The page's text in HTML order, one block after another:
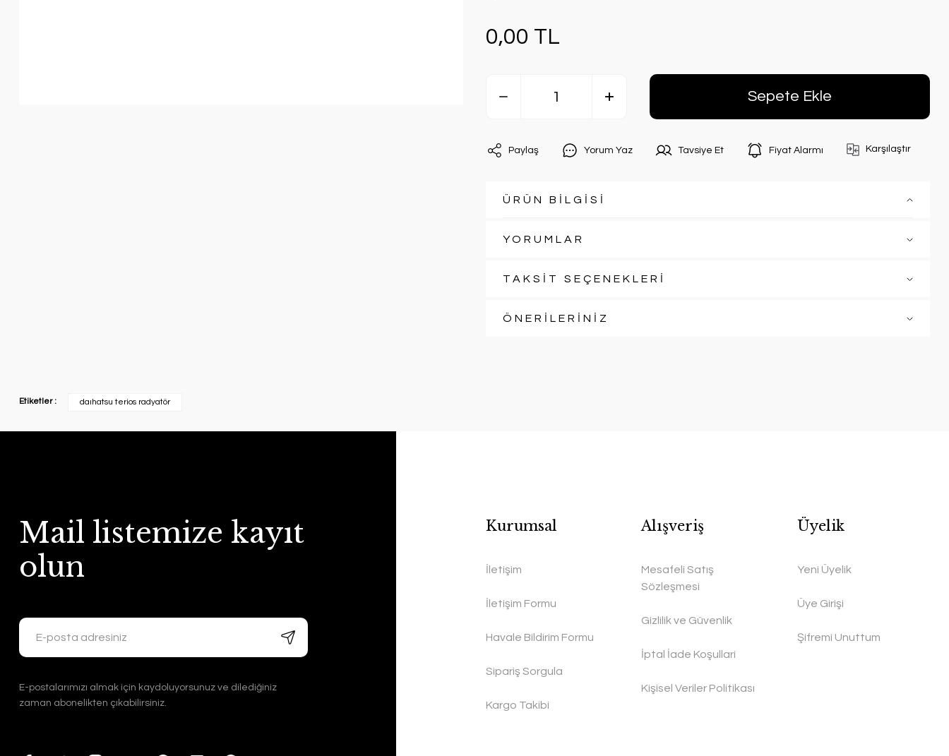
0,00 TL
Sepete Ekle
Paylaş Yorum Yaz Tavsiye Et Fiyat Alarmı Karşılaştır
ÜRÜN BİLGİSİ
YORUMLAR
TAKSİT SEÇENEKLERİ
ÖNERİLERİNİZ
Etiketler : daıhatsu terios radyatör
Mail listemize kayıt
olun
E-postalarımızı almak için kaydoluyorsunuz ve dilediğiniz
zaman abonelikten çıkabilirsiniz.
Kurumsal
İletişim
İletişim Formu
Havale Bildirim Formu
Sipariş Sorgula
Kargo Takibi
Alışveriş
Mesafeli Satış
Sözleşmesi
Gizlilik ve Güvenlik
İptal İade Koşullari
Kişisel Veriler Politikası
Üyelik
Yeni Üyelik
Üye Girişi
Şifremi Unuttum